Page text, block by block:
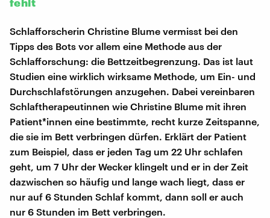
Schlafforscherin Christine Blume vermisst bei den
Tipps des Bots vor allem eine Methode aus der
Schlafforschung: die Bettzeitbegrenzung. Das ist laut
Studien eine wirklich wirksame Methode, um Ein- und
Durchschlafstörungen anzugehen. Dabei vereinbaren
Schlaftherapeutinnen wie Christine Blume mit ihren
Patient*innen eine bestimmte, recht kurze Zeitspanne,
die sie im Bett verbringen dürfen. Erklärt der Patient
zum Beispiel, dass er jeden Tag um 22 Uhr schlafen
geht, um 7 Uhr der Wecker klingelt und er in der Zeit
dazwischen so häufig und lange wach liegt, dass er
nur auf 6 Stunden Schlaf kommt, dann soll er auch
nur 6 Stunden im Bett verbringen.